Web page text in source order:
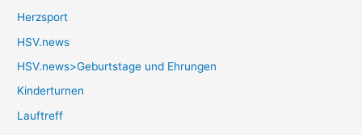
Herzsport
HSV.news
HSV.news>Geburtstage und Ehrungen
Kinderturnen
Lauftreff